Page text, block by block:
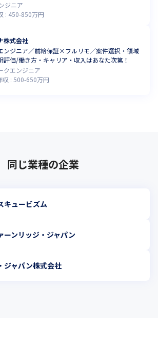
ジニア
: 450-850万円
株式会社
ンジニア／前給保証×フルリモ／案件選択・領域
評価/働き方・キャリア・収入はあなた次第！
クエンジニア
収 :500-650万円
同じ業種の企業
キュービズム
ーンリッジ・ジャパン
ジャパン株式会社